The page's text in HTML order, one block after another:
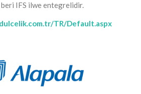
beri IFS ilwe entegrelidir.
TR/Default.aspx